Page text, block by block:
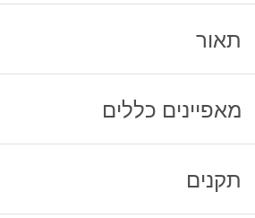
תאור
מאפיינים כללים
תקנים